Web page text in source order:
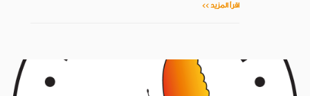
اقرأ المزيد >>